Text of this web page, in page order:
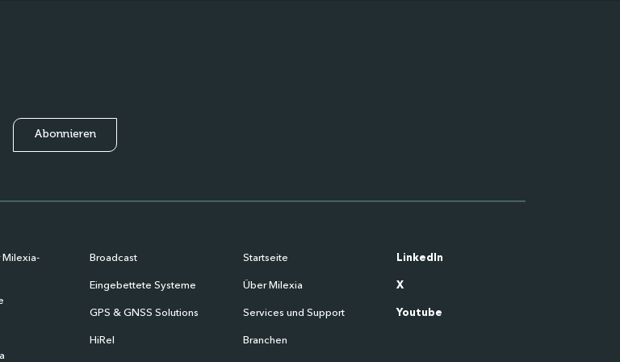
Milexia-
Broadcast
Eingebettete Systeme
GPS & GNSS Solutions
HiRel
Startseite
Über Milexia
Services und Support
Branchen
LinkedIn
X
Youtube